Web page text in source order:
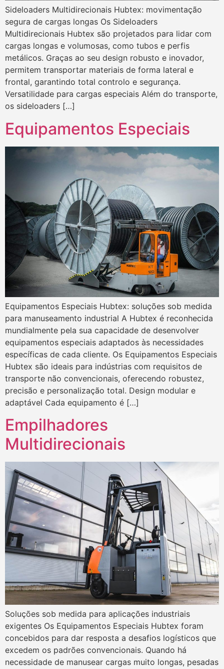
Sideloaders Multidirecionais Hubtex: movimentação
segura de cargas longas Os Sideloaders
Multidirecionais Hubtex são projetados para lidar com
cargas longas e volumosas, como tubos e perfis
metálicos. Graças ao seu design robusto e inovador,
permitem transportar materiais de forma lateral e
frontal, garantindo total controlo e segurança.
Versatilidade para cargas especiais Além do transporte,
os sideloaders […]
Equipamentos Especiais
Equipamentos Especiais Hubtex: soluções sob medida
para manuseamento industrial A Hubtex é reconhecida
mundialmente pela sua capacidade de desenvolver
equipamentos especiais adaptados às necessidades
específicas de cada cliente. Os Equipamentos Especiais
Hubtex são ideais para indústrias com requisitos de
transporte não convencionais, oferecendo robustez,
precisão e personalização total. Design modular e
adaptável Cada equipamento é […]
Empilhadores
Multidirecionais
Soluções sob medida para aplicações industriais
exigentes Os Equipamentos Especiais Hubtex foram
concebidos para dar resposta a desafios logísticos que
excedem os padrões convencionais. Quando há
necessidade de manusear cargas muito longas, pesadas